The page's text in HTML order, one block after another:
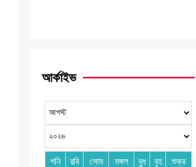
আর্কাইভ
শনি রবি সোম মঙ্গল বুধ বৃহ শুক্র